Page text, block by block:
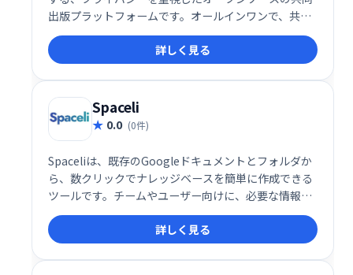
出版プラットフォームです。オールインワンで、共同
作業をスムーズに行えます。
詳しく見る
Spaceli
0.0 (0件)
Spaceliは、既存のGoogleドキュメントとフォルダか
ら、数クリックでナレッジベースを簡単に作成できる
ツールです。チームやユーザー向けに、必要な情報を
素早く整理・共有できます。 複雑な設定不要で、直感
的な操作でスムーズにナレッジベースを構築し、業務
効率の向上を実現します。
詳しく見る